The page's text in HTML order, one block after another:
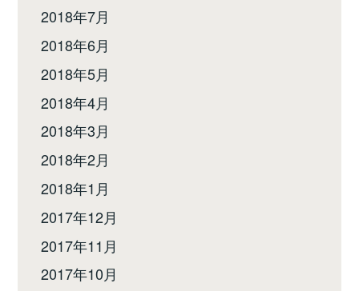
2018年7月
2018年6月
2018年5月
2018年4月
2018年3月
2018年2月
2018年1月
2017年12月
2017年11月
2017年10月